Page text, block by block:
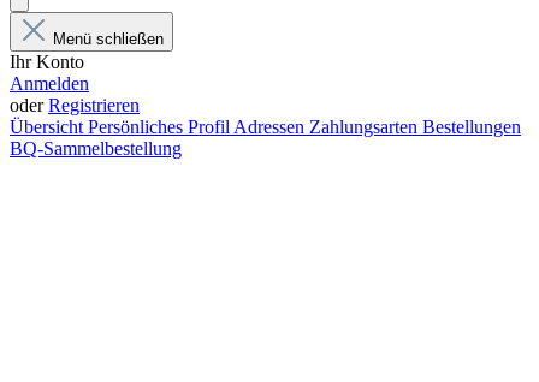
Menü schließen
Ihr Konto
Anmelden
oderRegistrieren
Übersicht Persönliches Profil Adressen Zahlungsarten Bestellungen
BQ-Sammelbestellung